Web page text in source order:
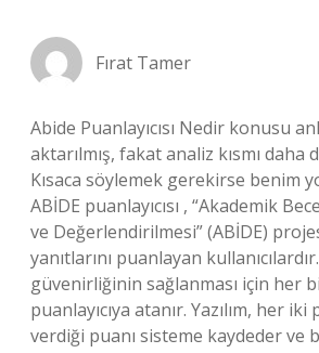
Fırat Tamer
Abide Puanlayıcısı Nedir konusu
aktarılmış, fakat analiz kısmı daha
Kısaca söylemek gerekirse benim
ABİDE puanlayıcısı , “Akademik
ve Değerlendirilmesi” (ABİDE)
yanıtlarını puanlayan
güvenirliğinin sağlanması için her
puanlayıcıya atanır. Yazılım, her iki
verdiği puanı sisteme kaydeder ve